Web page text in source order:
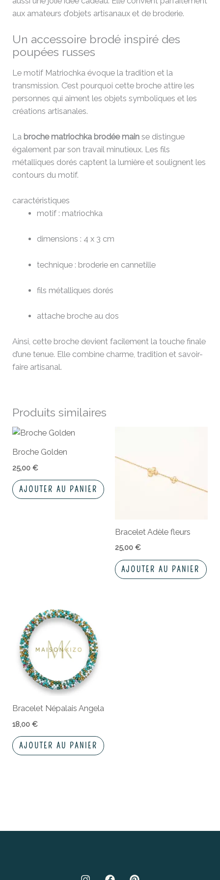
aux amateurs d’objets artisanaux et de broderie.
Un accessoire brodé inspiré des
poupées russes
Le motif Matriochka évoque la tradition et la
transmission. C’est pourquoi cette broche attire les
personnes qui aiment les objets symboliques et les
créations artisanales.
La broche matriochka brodée main se distingue
également par son travail minutieux. Les fils
métalliques dorés captent la lumière et soulignent les
contours du motif.
caractéristiques
motif : matriochka
dimensions : 4 x 3 cm
technique : broderie en cannetille
fils métalliques dorés
attache broche au dos
Ainsi, cette broche devient facilement la touche finale
d’une tenue. Elle combine charme, tradition et savoir-
faire artisanal.
Produits similaires
Broche Golden
25,00€
AJOUTER AU PANIER
Bracelet Adèle fleurs
25,00 €
AJOUTER AU PANIER
Bracelet Népalais Angela
18,00€
AJOUTER AU PANIER